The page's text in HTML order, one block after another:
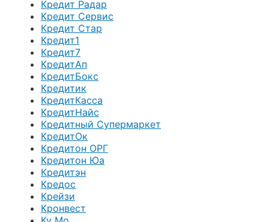
Кредит Радар
Кредит Сервис
Кредит Стар
Кредит1
Кредит7
КредитАп
КредитБокс
Кредитик
КредитКасса
КредитНайс
Кредитный Супермаркет
КредитОк
Кредитон ОРГ
Кредитон Юа
Кредитэн
Кредос
Крейзи
Кронвест